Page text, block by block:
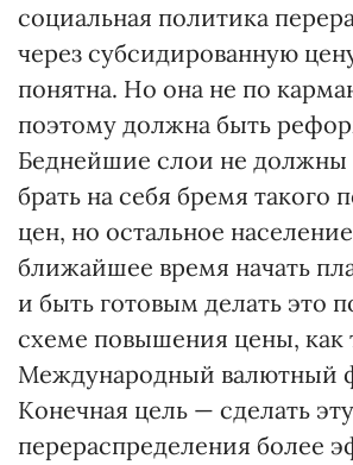
социальная политика
через субсидированную
понятна. Но она не по
поэтому должна быть
Беднейшие слои не должны
брать на себя бремя такого
цен, но остальное
ближайшее время начать
и быть готовым делать это
схеме повышения цены, как
Международный валютный
Конечная цель — сделать
перераспределения более